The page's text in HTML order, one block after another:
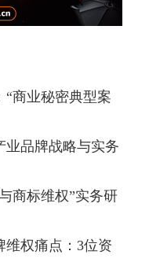
商业秘密典型案
品牌战略与实务
商标维权”实务研
维权痛点：3位资